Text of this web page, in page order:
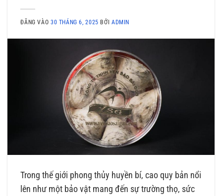
ĐĂNG VÀO 30 THÁNG 6, 2025 BỞI ADMIN
Trong thế giới phong thủy huyền bí, cao quy bản nổi
lên như một bảo vật mang đến sự trường thọ, sức